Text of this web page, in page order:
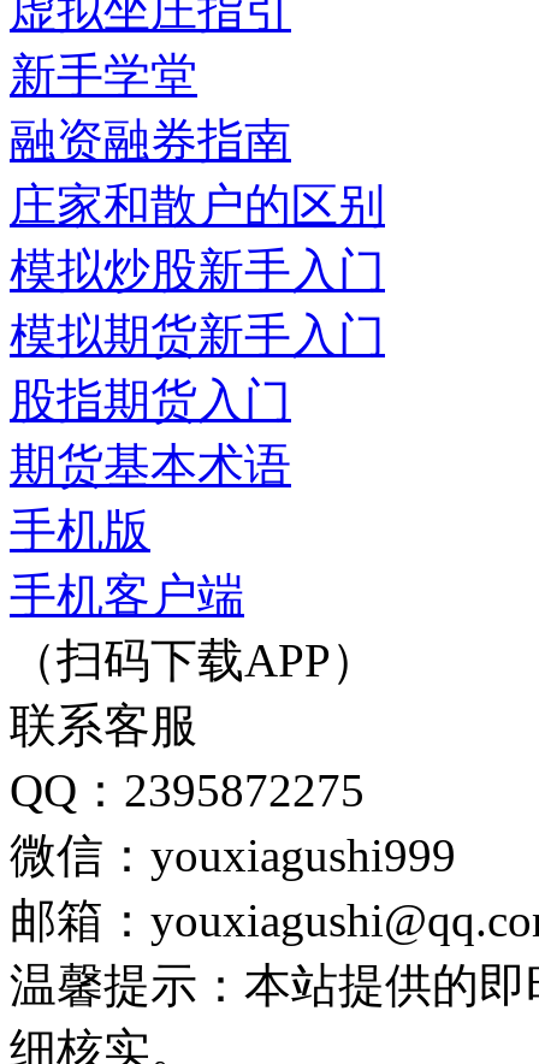
新手学堂
融资融券指南
庄家和散户的区别
模拟炒股新手入门
模拟期货新手入门
股指期货入门
期货基本术语
手机版
手机客户端
（扫码下载APP）
联系客服
QQ：2395872275
微信：youxiagushi999
邮箱：
温馨提示：本站提供的
细核实。